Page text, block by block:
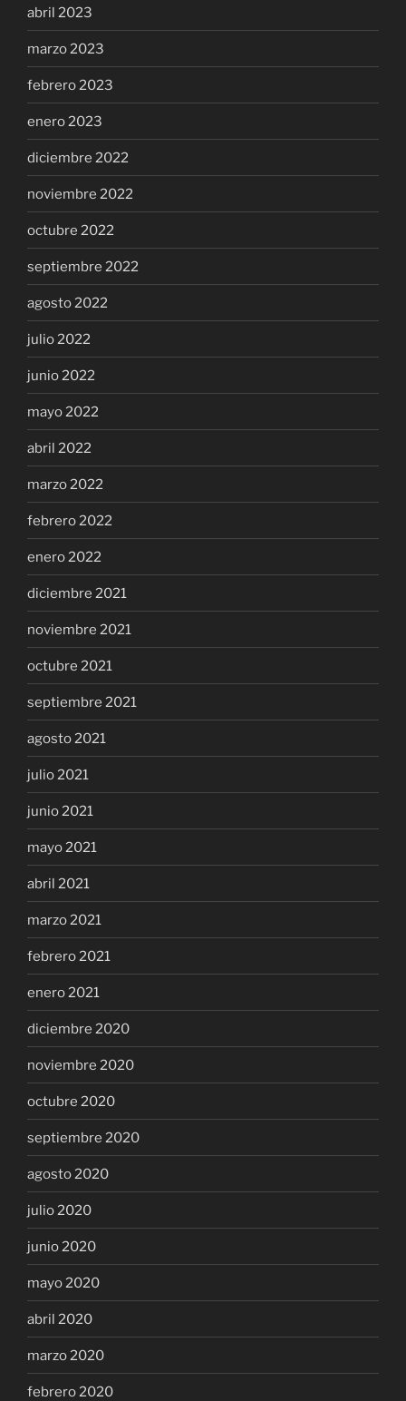
abril 2023
marzo 2023
febrero 2023
enero 2023
diciembre 2022
noviembre 2022
octubre 2022
septiembre 2022
agosto 2022
julio 2022
junio 2022
mayo 2022
abril 2022
marzo 2022
febrero 2022
enero 2022
diciembre 2021
noviembre 2021
octubre 2021
septiembre 2021
agosto 2021
julio 2021
junio 2021
mayo 2021
abril 2021
marzo 2021
febrero 2021
enero 2021
diciembre 2020
noviembre 2020
octubre 2020
septiembre 2020
agosto 2020
julio 2020
junio 2020
mayo 2020
abril 2020
marzo 2020
febrero 2020